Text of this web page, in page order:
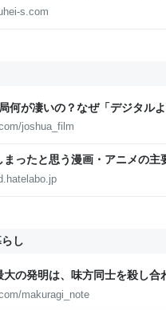
てs.com
何が凄いの？なぜ「デジタル
joshua_film
ったと思う漫画・アニメの主
し
大の発明は、味方同士を殺し合
makuragi_note